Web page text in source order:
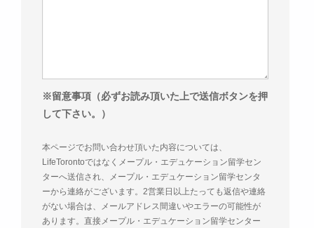
※留意事項（必ずお読み頂いた上で送信ボタンを押
して下さい。）
本ページでお問い合わせ頂いた内容については、
LifeTorontoではなくメープル・エデュケーション留学セン
ターへ送信され、メープル・エデュケーション留学センタ
ーから連絡がございます。2営業日以上たっても返信や連絡
がない場合は、メールアドレス間違いやエラーの可能性が
あります。直接メープル・エデュケーション留学センター